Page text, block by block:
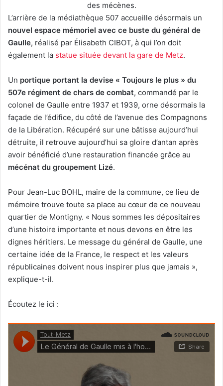
des mécènes.
L’arrière de la médiathèque 507 accueille désormais un
nouvel espace mémoriel avec ce buste du général de
Gaulle, réalisé par Élisabeth CIBOT, à qui l’on doit
également la statue située devant la gare de Metz.
Un portique portant la devise « Toujours le plus » du
507e régiment de chars de combat, commandé par le
colonel de Gaulle entre 1937 et 1939, orne désormais la
façade de l’édifice, du côté de l’avenue des Compagnons
de la Libération. Récupéré sur une bâtisse aujourd’hui
détruite, il retrouve aujourd’hui sa gloire d’antan après
avoir bénéficié d’une restauration financée grâce au
mécénat du groupement Lizé.
Pour Jean-Luc BOHL, maire de la commune, ce lieu de
mémoire trouve toute sa place au cœur de ce nouveau
quartier de Montigny. « Nous sommes les dépositaires
d’une histoire importante et nous devons en être les
dignes héritiers. Le message du général de Gaulle, une
certaine idée de la France, le respect et les valeurs
républicaines doivent nous inspirer plus que jamais »,
explique-t-il.
Écoutez le ici :